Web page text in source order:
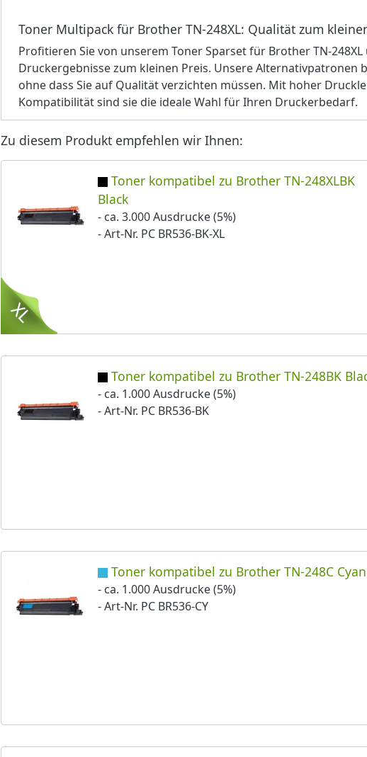
Toner Multipack für Brother TN-248XL: Qualität zum
Profitieren Sie von unserem Toner Sparset für Brother TN-
Druckergebnisse zum kleinen Preis. Unsere Alternativpatronen
ohne dass Sie auf Qualität verzichten müssen. Mit hoher
Kompatibilität sind sie die ideale Wahl für Ihren Druckerbedarf.
Zu diesem Produkt empfehlen wir Ihnen:
Toner kompatibel zu Brother TN-248XLBK
Black
- ca. 3.000 Ausdrucke (5%)
- Art-Nr. PC BR536-BK-XL
Toner kompatibel zu Brother TN-248BK
- ca. 1.000 Ausdrucke (5%)
- Art-Nr. PC BR536-BK
Toner kompatibel zu Brother TN-248C Cyan
- ca. 1.000 Ausdrucke (5%)
- Art-Nr. PC BR536-CY